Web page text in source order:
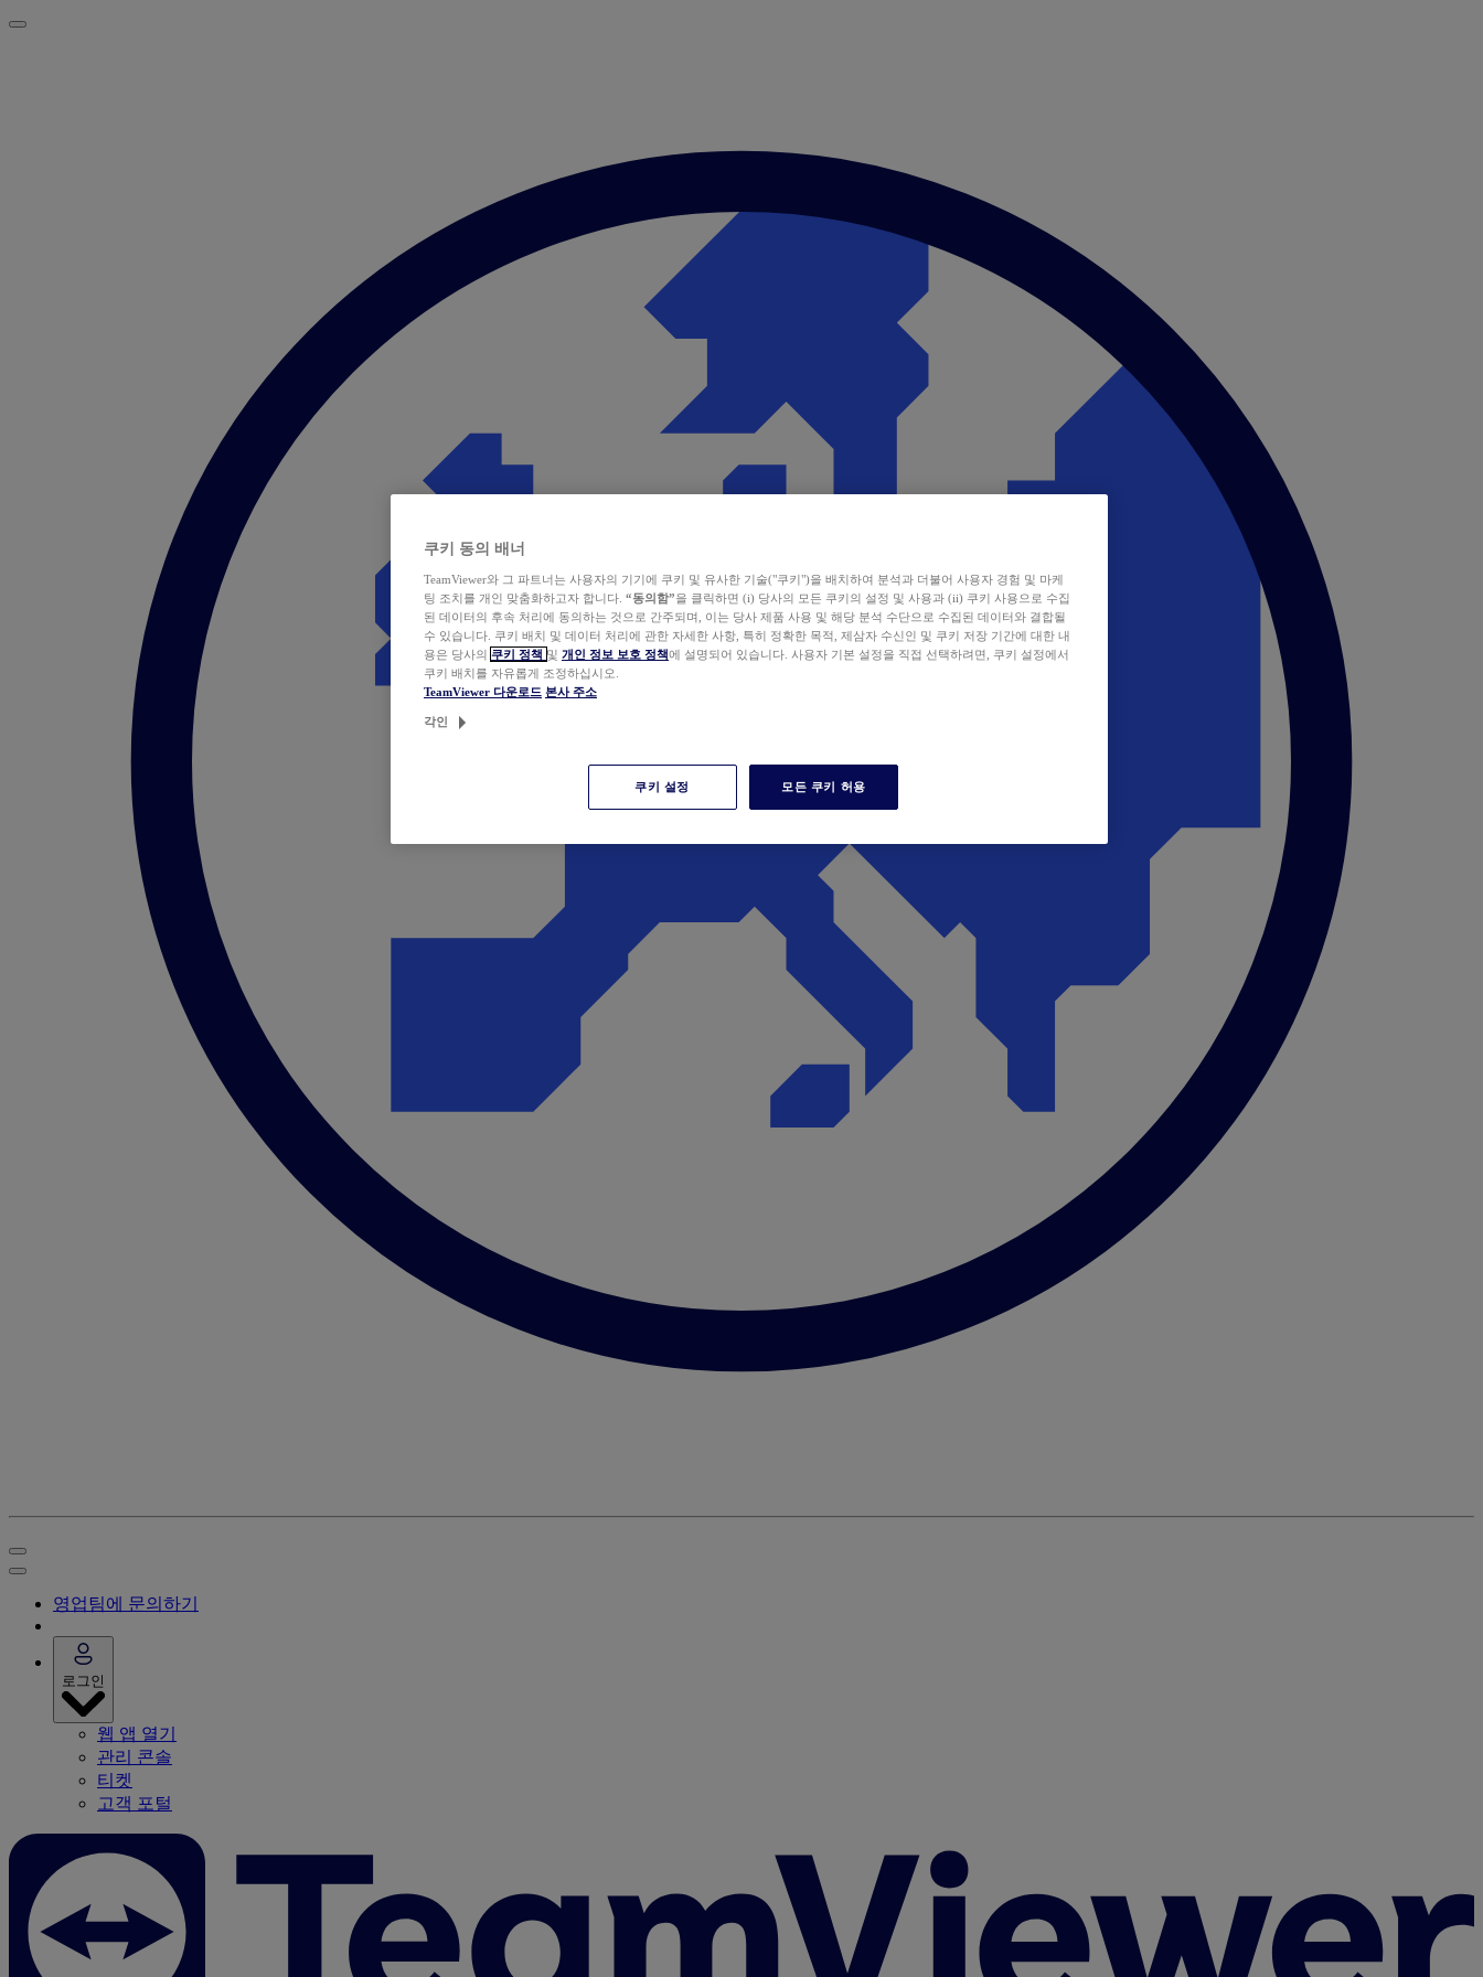
영업팀에 문의하기
로그인
웹 앱 열기
관리 콘솔
티켓
고객 포털
쿠키 동의 배너
TeamViewer와 그 파트너는 사용자의 기기에 쿠키 및 유사한 기술("쿠키")을 배치하여 분석과 더불어 사용자 경험 및 마케
팅 조치를 개인 맞춤화하고자 합니다. “동의함”을 클릭하면 (i) 당사의 모든 쿠키의 설정 및 사용과 (ii) 쿠키 사용으로 수집
된 데이터의 후속 처리에 동의하는 것으로 간주되며, 이는 당사 제품 사용 및 해당 분석 수단으로 수집된 데이터와 결합될
수 있습니다. 쿠키 배치 및 데이터 처리에 관한 자세한 사항, 특히 정확한 목적, 제삼자 수신인 및 쿠키 저장 기간에 대한 내
용은 당사의 쿠키 정책 및 개인 정보 보호 정책에 설명되어 있습니다. 사용자 기본 설정을 직접 선택하려면, 쿠키 설정에서
쿠키 배치를 자유롭게 조정하십시오.
TeamViewer 다운로드 본사 주소
각인
쿠키 설정 모든 쿠키 허용